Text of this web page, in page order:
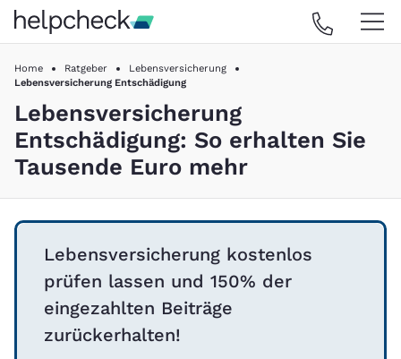
Home Ratgeber
Lebensversicherung
Lebensversicherung Entschädigung
Lebensversicherung
Entschädigung: So erhalten Sie
Tausende Euro mehr
Lebensversicherung kostenlos
prüfen lassen und 150% der
eingezahlten Beiträge
zurückerhalten!